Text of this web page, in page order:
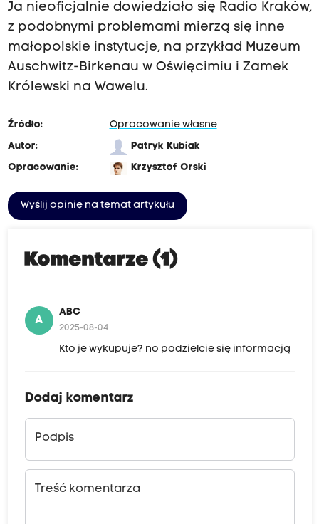
Ja nieoficjalnie dowiedziało się Radio Kraków,
z podobnymi problemami mierzą się inne
małopolskie instytucje, na przykład Muzeum
Auschwitz-Birkenau w Oświęcimiu i Zamek
Królewski na Wawelu.
Źródło:
Opracowanie własne
Autor:
Patryk Kubiak
Opracowanie:
Krzysztof Orski
Wyślij opinię na temat artykułu
Komentarze (1)
A
ABC
2025-08-04
Kto je wykupuje? no podzielcie się informacją
Dodaj komentarz
Podpis
Treść komentarza